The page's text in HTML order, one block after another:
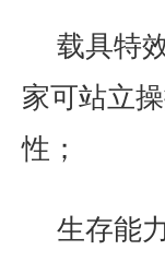
载具特
家可站立
性；
生存能